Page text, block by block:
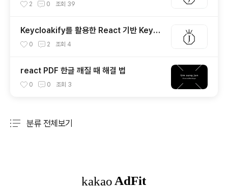
2 0 조회 39
Keycloakify를 활용한 React 기반 Keycl
oak 테마 개발 및 다국어 처리
0 2 조회 4
react PDF 한글 깨질 때 해결 법
0 0 조회 3
분류 전체보기